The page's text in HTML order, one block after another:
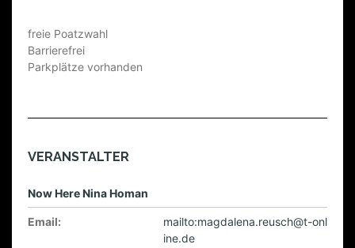
freie Poatzwahl
Barrierefrei
Parkplätze vorhanden
VERANSTALTER
Now Here Nina Homan
Email:
mailto:magdalena.reusch@t-onl
ine.de